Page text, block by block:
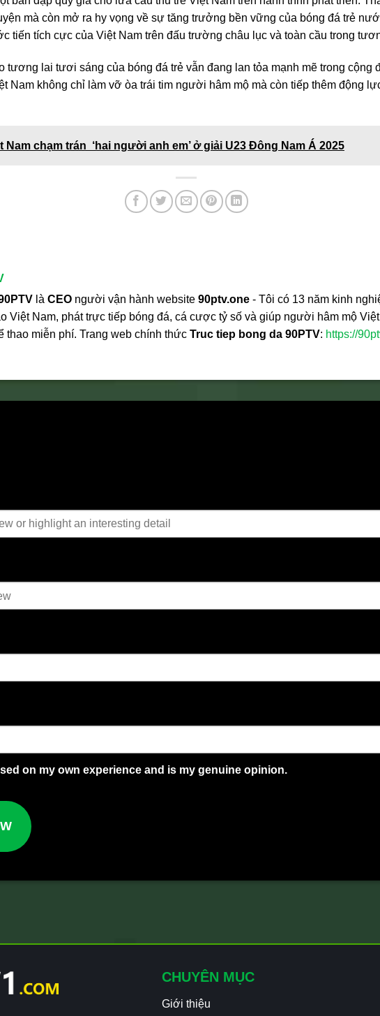
mà còn mở ra hy vọng về sự tăng trưởng bền vững của bóng đá trẻ
tiến tích cực của Việt Nam trên đấu trường châu lục và toàn cầu trong
tương lai tươi sáng của bóng đá trẻ vẫn đang lan tỏa mạnh mẽ trong cộng
Nam không chỉ làm vỡ òa trái tim người hâm mộ mà còn tiếp thêm động
Nam chạm trán ‘hai người anh em’ ở giải U23 Đông Nam Á 2025
là CEO người vận hành website 90ptv.one - Tôi có 13 năm kinh
Việt Nam, phát trực tiếp bóng đá, cá cược tỷ số và giúp người hâm mộ
thao miễn phí. Trang web chính thức Truc tiep bong da 90PTV: https://
on my own experience and is my genuine opinion.
CHUYÊN MỤC
Giới thiệu